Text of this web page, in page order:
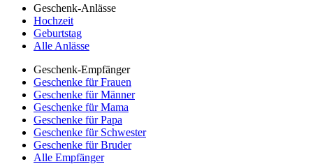
Geschenk-Anlässe
Hochzeit
Geburtstag
Alle Anlässe
Geschenk-Empfänger
Geschenke für Frauen
Geschenke für Männer
Geschenke für Mama
Geschenke für Papa
Geschenke für Schwester
Geschenke für Bruder
Alle Empfänger